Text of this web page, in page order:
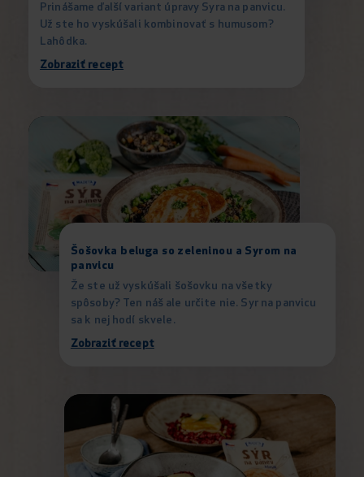
Prinášame ďalší variant úpravy Syra na panvicu.
Už ste ho vyskúšali kombinovať s humusom?
Lahôdka.
Zobraziť recept
Šošovka beluga so zeleninou a Syrom na
panvicu
Že ste už vyskúšali šošovku na všetky
spôsoby? Ten náš ale určite nie. Syr na panvicu
sa k nej hodí skvele.
Zobraziť recept